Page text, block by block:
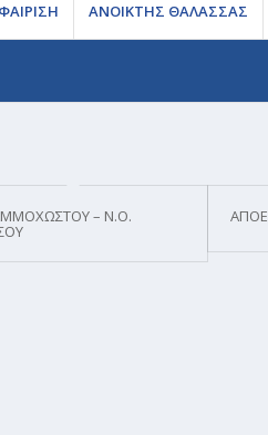
ΑΝΟΙΚΤΗΣ ΘΑΛΑΣΣΑΣ
– Ν.Ο.